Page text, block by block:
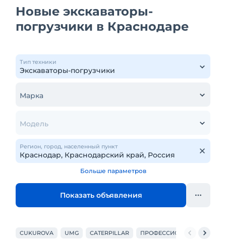
Новые экскаваторы-
погрузчики в Краснодаре
Тип техники
Марка
Модель
Регион, город, населенный пункт
Больше параметров
Показать объявления
CUKUROVA UMG CATERPILLAR ПРОФЕССИОНАЛ